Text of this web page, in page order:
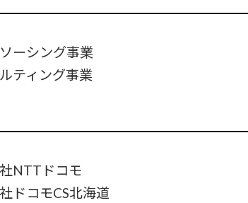
ーシング事業
ティング事業
NTTドコモ
ドコモCS北海道